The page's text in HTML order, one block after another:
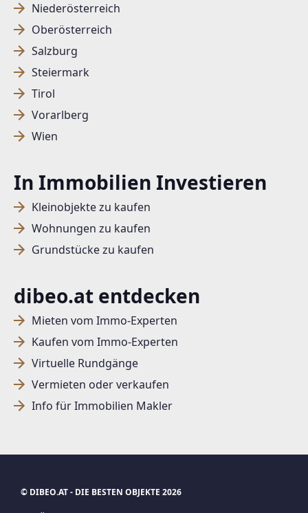
Niederösterreich
Oberösterreich
Salzburg
Steiermark
Tirol
Vorarlberg
Wien
In Immobilien Investieren
Kleinobjekte zu kaufen
Wohnungen zu kaufen
Grundstücke zu kaufen
dibeo.at entdecken
Mieten vom Immo-Experten
Kaufen vom Immo-Experten
Virtuelle Rundgänge
Vermieten oder verkaufen
Info für Immobilien Makler
Jetzt Suchagent anlegen
AKTUELLEN SUCHKRITERIEN
Miete bis500€
Treffer verfeinern
Ich stimme der Verarbeitung meiner Daten, wie
in denDatenschutzbestimmungen
zu.
© DIBEO.AT - DIE BESTEN OBJEKTE 2026